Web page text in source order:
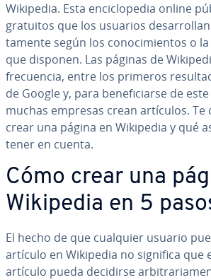
Wikipedia. Esta en­ci­clo­pe­dia online
gratuitos que los usuarios
ta­me­n­te según los co­no­ci­mie­n­tos o
que disponen. Las páginas de
fre­cue­n­cia, entre los primeros
de Google y, para be­ne­fi­ciar­se de
muchas empresas crean artículos.
crear una página en Wikipedia y qué
tener en cuenta.
Cómo crear una
Wikipedia en 5
El hecho de que cualquier usuario
artículo en Wikipedia no significa que
artículo pueda decidirse